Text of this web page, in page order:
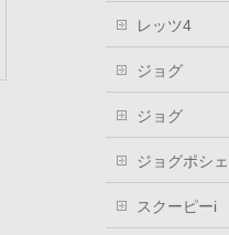
レッツ4
ジョグ
ジョグ
ジョグポシェ
スクーピーi